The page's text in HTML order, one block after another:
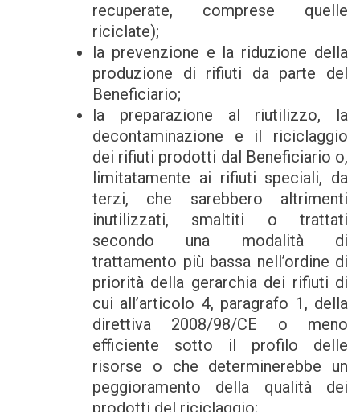
recuperate, comprese quelle
riciclate);
la prevenzione e la riduzione della
produzione di rifiuti da parte del
Beneficiario;
la preparazione al riutilizzo, la
decontaminazione e il riciclaggio
dei rifiuti prodotti dal Beneficiario o,
limitatamente ai rifiuti speciali, da
terzi, che sarebbero altrimenti
inutilizzati, smaltiti o trattati
secondo una modalità di
trattamento più bassa nell’ordine di
priorità della gerarchia dei rifiuti di
cui all’articolo 4, paragrafo 1, della
direttiva 2008/98/CE o meno
efficiente sotto il profilo delle
risorse o che determinerebbe un
peggioramento della qualità dei
prodotti del riciclaggio;